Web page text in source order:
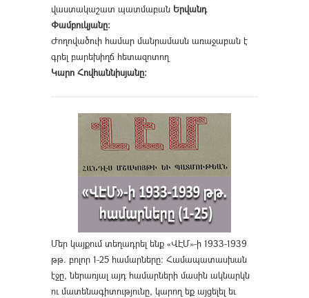
վաստակաշատ պատմաբան Երվանդ
Փամբուկյանը։
Ժողովածուի համար մանրամասն առաջաբան է
գրել բարեխիղճ հետազոտող
Կարո Հովհաննիսյանը։
Մեր կայքում տեղադրել ենք «ՎԷՄ»-ի 1933-1939
թթ. բոլոր 1-25 համարները։ Համապատասխան
էջը, ներառյալ այդ համարների մասին ակնարկն
ու մատենագիտությունը, կարող եք այցելել եւ